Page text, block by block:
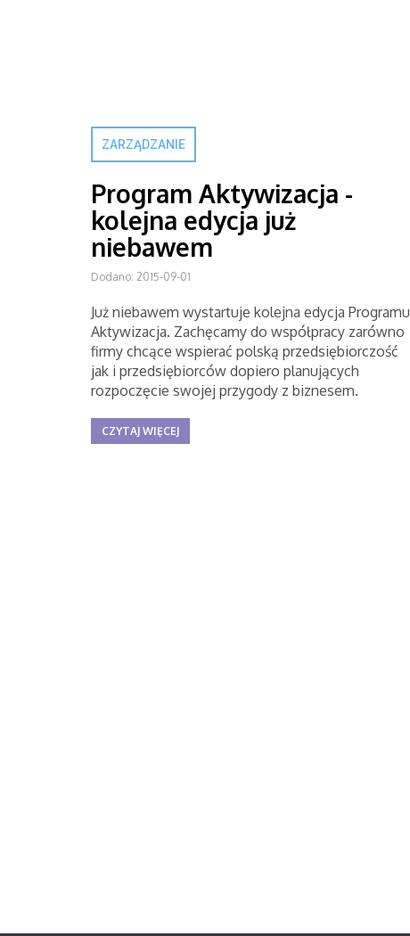
ZARZĄDZANIE
Program Aktywizacja -
kolejna edycja już
niebawem
Dodano: 2015-09-01
Już niebawem wystartuje kolejna edycja Programu
Aktywizacja. Zachęcamy do współpracy zarówno
firmy chcące wspierać polską przedsiębiorczość
jak i przedsiębiorców dopiero planujących
rozpoczęcie swojej przygody z biznesem.
CZYTAJ WIĘCEJ